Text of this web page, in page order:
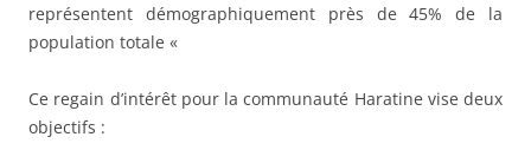
représentent démographiquement près de 45% de la
population totale «
Ce regain d’intérêt pour la communauté Haratine vise deux
objectifs :